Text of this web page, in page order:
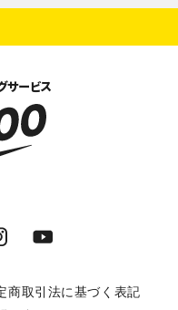
サービス
商取引法に基づく表記